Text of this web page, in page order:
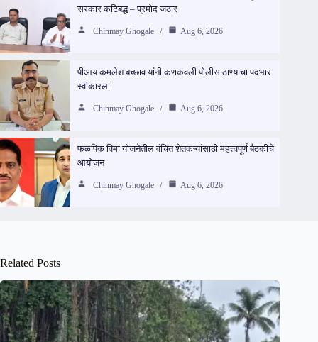
सरकार कटिबद्ध – प्रमोद जठार
Chinmay Ghogale Aug 6, 2026
पीआय कमलेश बच्छाव यांनी कणकवली पोलीस ठाण्याचा पदभार
स्वीकारला
Chinmay Ghogale Aug 6, 2026
फळपिक विमा योजनेतील वंचित शेतकऱ्यांसाठी महत्त्वपूर्ण बैठकीचे
आयोजन
Chinmay Ghogale Aug 6, 2026
Related Posts